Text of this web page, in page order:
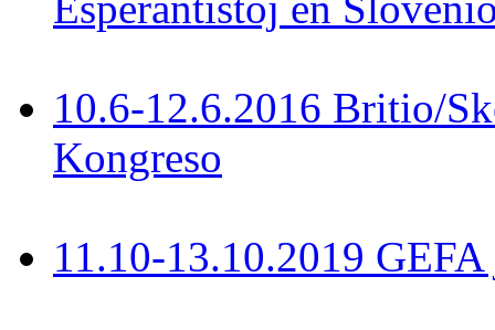
10.6-12.6.2016 Britio/
Kongreso
11.10-13.10.2019